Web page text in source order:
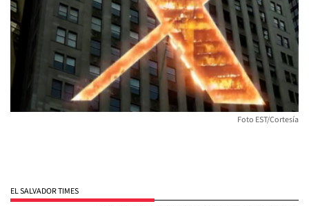
Foto EST/Cortesía
EL SALVADOR TIMES